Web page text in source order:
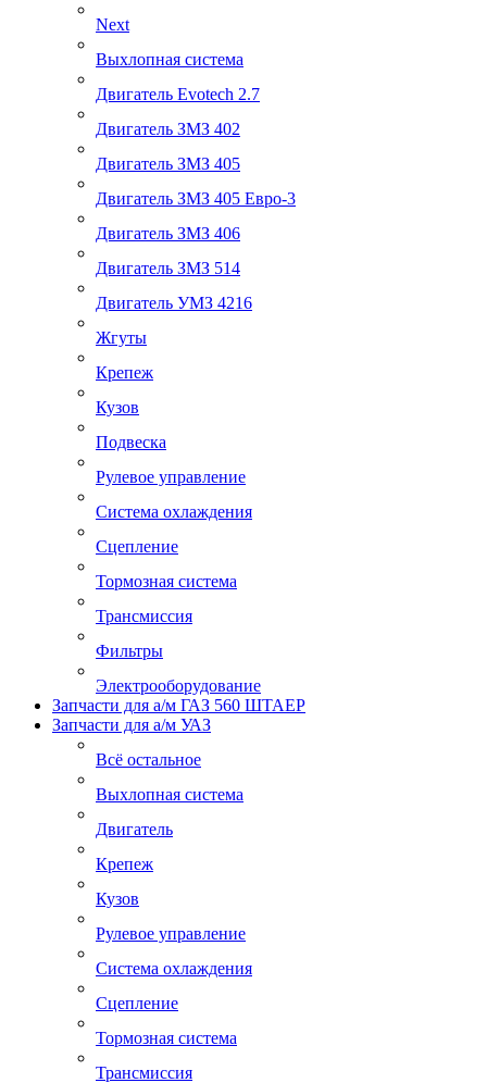
Next
Выхлопная система
Двигатель Evotech 2.7
Двигатель ЗМЗ 402
Двигатель ЗМЗ 405
Двигатель ЗМЗ 405 Евро-3
Двигатель ЗМЗ 406
Двигатель ЗМЗ 514
Двигатель УМЗ 4216
Жгуты
Крепеж
Кузов
Подвеска
Рулевое управление
Система охлаждения
Сцепление
Тормозная система
Трансмиссия
Фильтры
Электрооборудование
Запчасти для а/м ГАЗ 560 ШТАЕР
Запчасти для а/м УАЗ
Всё остальное
Выхлопная система
Двигатель
Крепеж
Кузов
Рулевое управление
Система охлаждения
Сцепление
Тормозная система
Трансмиссия